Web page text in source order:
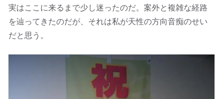
実はここに来るまで少し迷ったのだ。案外と複雑な経路
を辿ってきたのだが、それは私が天性の方向音痴のせい
だと思う。